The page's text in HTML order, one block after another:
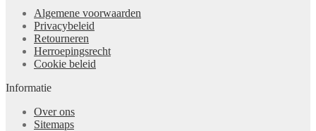
Algemene voorwaarden
Privacybeleid
Retourneren
Herroepingsrecht
Cookie beleid
Informatie
Over ons
Sitemaps